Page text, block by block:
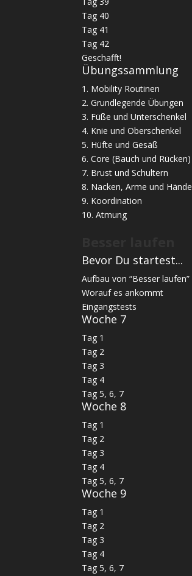
Tag 40
Tag 41
Tag 42
Geschafft!
Übungssammlung
1. Mobility Routinen
2. Grundlegende Übungen
3. Füße und Unterschenkel
4. Knie und Oberschenkel
5. Hüfte und Gesäß
6. Core (Bauch und Rücken)
7. Brust und Schultern
8. Nacken, Arme und Hände
9. Koordination
10. Atmung
Bevor Du startest...
Aufbau von “Besser laufen”
Worauf es ankommt
Eingangstests
Woche 7
Tag 1
Tag 2
Tag 3
Tag 4
Tag 5, 6, 7
Woche 8
Tag 1
Tag 2
Tag 3
Tag 4
Tag 5, 6, 7
Woche 9
Tag 1
Tag 2
Tag 3
Tag 4
Tag 5, 6, 7